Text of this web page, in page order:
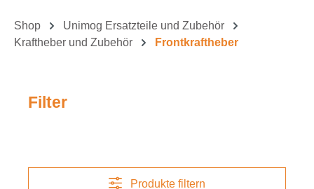
Shop
Unimog Ersatzteile und Zubehör
Kraftheber und Zubehör
Frontkraftheber
Filter
Produkte filtern